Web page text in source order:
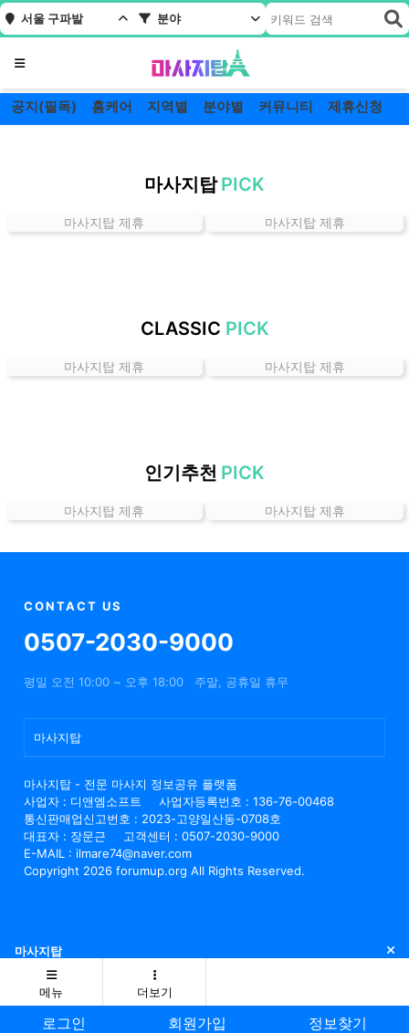
서울 구파발 분야
메뉴
공지(필독) 홈케어 지역별 분야별 커뮤니티 제휴신청
발
위
샵
천
마사지탑 PICK
마사지탑 제휴 마사지탑 제휴
CLASSIC PICK
마사지탑 제휴 마사지탑 제휴
인기추천 PICK
마사지탑 제휴 마사지탑 제휴
CONTACT US
0507-2030-9000
평일 오전 10:00 ~ 오후 18:00 주말, 공휴일 휴무
마사지탑
마사지탑 - 전문 마사지 정보공유 플랫폼
사업자 : 디앤엠소프트
사업자등록번호 : 136-76-00468
통신판매업신고번호 : 2023-고양일산동-0708호
대표자 : 장문근
고객센터 : 0507-2030-9000
E-MAIL : ilmare74@naver.com
Copyright 2026 forumup.org All Rights Reserved.
마사지탑 닫
메뉴 더보기
로그인 회원가입 정보찾기